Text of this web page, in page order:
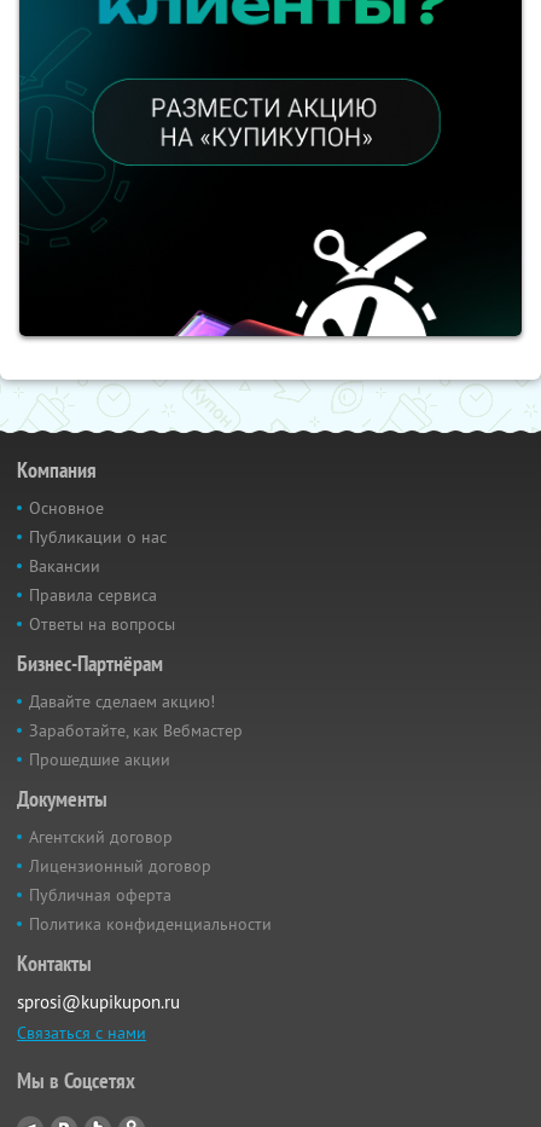
Компания
Основное
Публикации о нас
Вакансии
Правила сервиса
Ответы на вопросы
Бизнес-Партнёрам
Давайте сделаем акцию!
Заработайте, как Вебмастер
Прошедшие акции
Документы
Агентский договор
Лицензионный договор
Публичная оферта
Политика конфиденциальности
Контакты
sprosi@kupikupon.ru
Связаться с нами
Мы в Соцсетях